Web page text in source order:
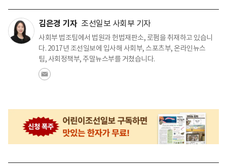
김은경 기자 조선일보 사회부 기자
사회부 법조팀에서 법원과 헌법재판소, 로펌을 취재하고 있습니
다. 2017년 조선일보에 입사해 사회부, 스포츠부, 온라인뉴스
팀, 사회정책부, 주말뉴스부를 거쳤습니다.